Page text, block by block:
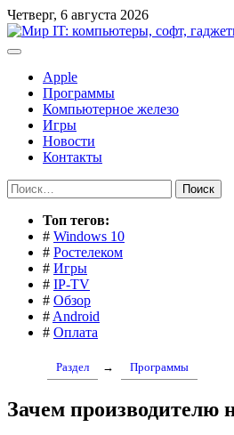
Перейти
к
содержимому
Четверг, 6 августа 2026
Apple
Программы
Компьютерное железо
Игры
Новости
Контакты
Найти:
Toп тегов:
# Windows 10
# Ростелеком
# Игры
# IP-TV
# Обзор
# Android
# Оплата
Раздел → Программы
Зачем производителю